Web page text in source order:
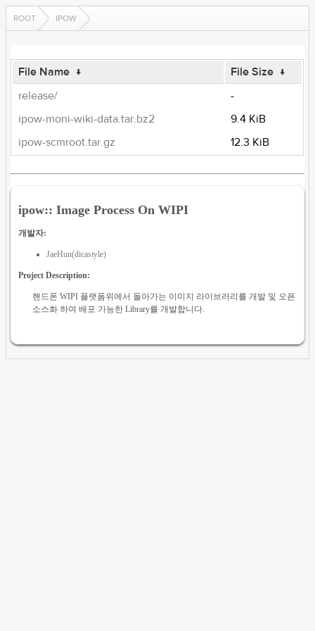
ROOT IPOW
File Name ↓ File Size ↓
release/
-
ipow-moni-wiki-data.tar.bz2
9.4 KiB
ipow-scmroot.tar.gz
12.3 KiB
ipow:: Image Process On WIPI
개발자:
JaeHun(dicastyle)
Project Description:
핸드폰 WIPI 플랫폼위에서 돌아가는 이미지 라이브러리를 개발 및 오픈
소스화 하여 배포 가능한 Library를 개발합니다.